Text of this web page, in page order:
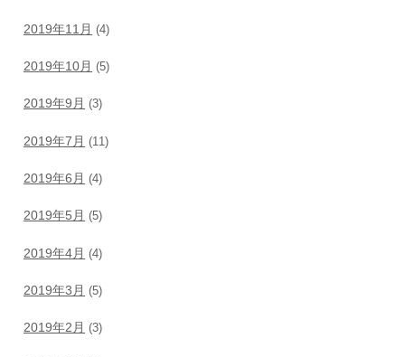
2019年11月 (4)
2019年10月 (5)
2019年9月 (3)
2019年7月 (11)
2019年6月 (4)
2019年5月 (5)
2019年4月 (4)
2019年3月 (5)
2019年2月 (3)